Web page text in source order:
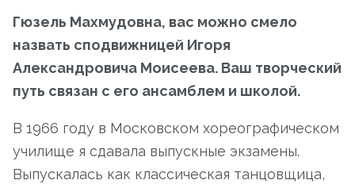
Гюзель Махмудовна, вас можно смело
назвать сподвижницей Игоря
Александровича Моисеева. Ваш творческий
путь связан с его ансамблем и школой.
В 1966 году в Московском хореографическом
училище я сдавала выпускные экзамены.
Выпускалась как классическая танцовщица,